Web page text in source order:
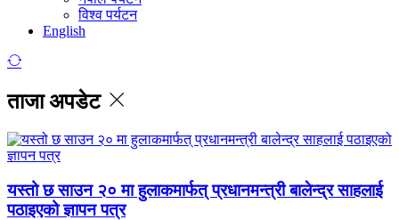
विश्व पर्यटन
English
ताजा अपडेट
यस्तो छ साउन २० मा हुलाकमार्फत् प्रधानमन्त्री बालेन्द्र साहलाई
पठाइएको ज्ञापन पत्र